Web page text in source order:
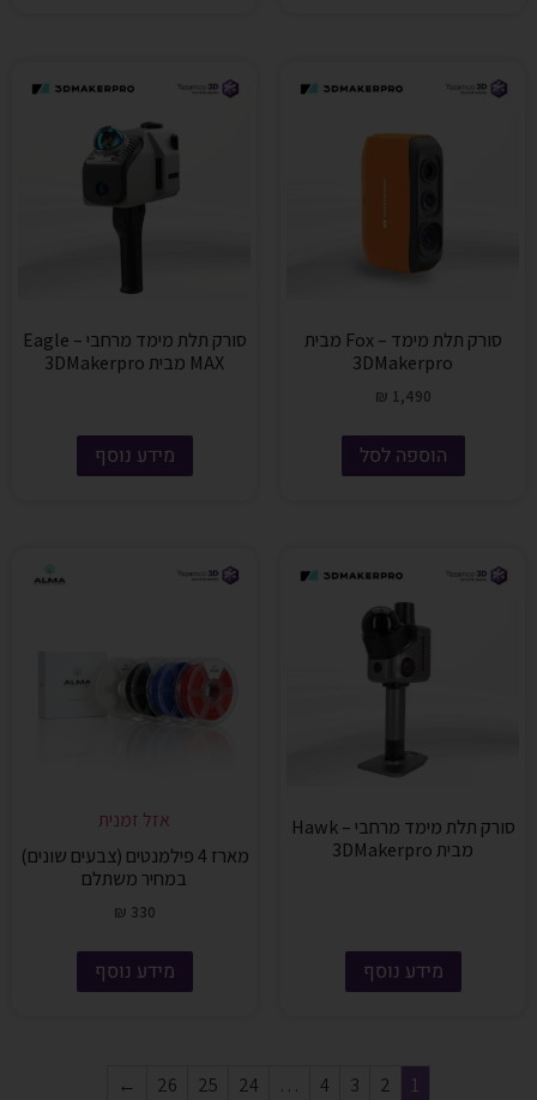
סורק תלת מימד – Fox מבית
3DMakerpro
₪ 1,490
הוספה לסל
סורק תלת מימד מרחבי – Eagle
MAX מבית 3DMakerpro
מידע נוסף
סורק תלת מימד מרחבי – Hawk
מבית 3DMakerpro
מידע נוסף
אזל זמנית
מארז 4 פילמנטים (צבעים שונים)
במחיר משתלם
₪ 330
מידע נוסף
1
2
3
4
…
24
25
26
←